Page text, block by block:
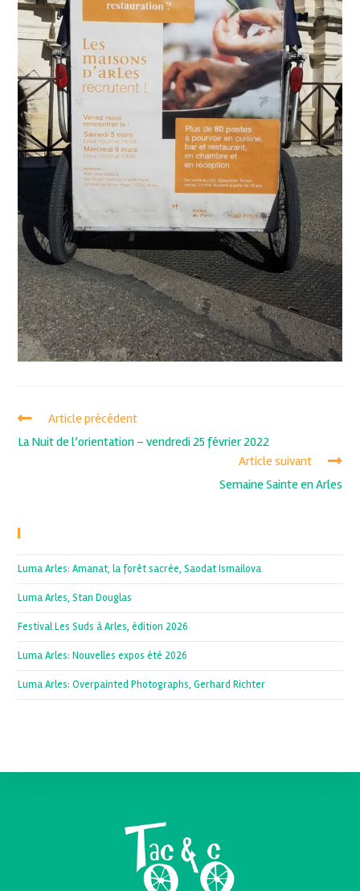
Article précédent
La Nuit de l’orientation – vendredi 25 février 2022
Article suivant
Semaine Sainte en Arles
Luma Arles: Amanat, la forêt sacrée, Saodat Ismailova
Luma Arles, Stan Douglas
Festival Les Suds à Arles, édition 2026
Luma Arles: Nouvelles expos été 2026
Luma Arles: Overpainted Photographs, Gerhard Richter